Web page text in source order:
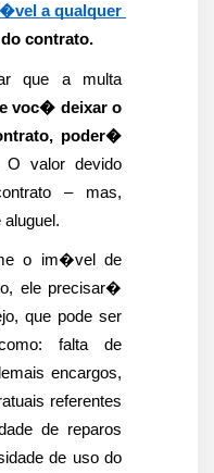
a qualquer
contrato.
que a multa
voc� deixar o
poder�
O valor devido
– mas,
o im�vel de
ele precisar�
que pode ser
falta de
encargos,
referentes
de reparos
de uso do